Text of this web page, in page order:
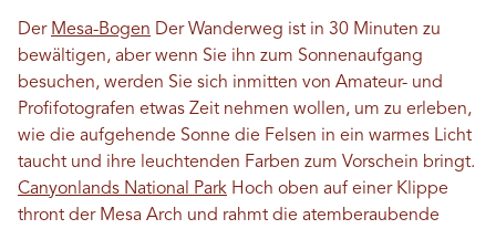
Der Mesa-Bogen Der Wanderweg ist in 30 Minuten zu
bewältigen, aber wenn Sie ihn zum Sonnenaufgang
besuchen, werden Sie sich inmitten von Amateur- und
Profifotografen etwas Zeit nehmen wollen, um zu erleben,
wie die aufgehende Sonne die Felsen in ein warmes Licht
taucht und ihre leuchtenden Farben zum Vorschein bringt.
Canyonlands National Park Hoch oben auf einer Klippe
thront der Mesa Arch und rahmt die atemberaubende